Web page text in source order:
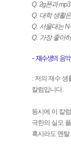
Q. 2g폰과
Q. 대학 생활
Q. 서울대는
Q. 가장 좋아
- 재수생의 음
: 저의 재수 생
칼럼입니다.
동시에 이 칼
극한의 실모
혹시라도 멘